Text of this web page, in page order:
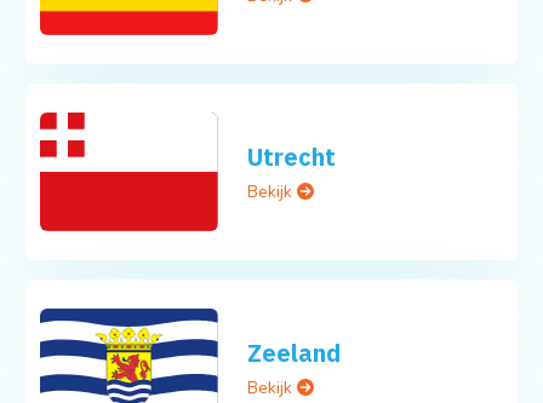
Utrecht
Bekijk
Zeeland
Bekijk